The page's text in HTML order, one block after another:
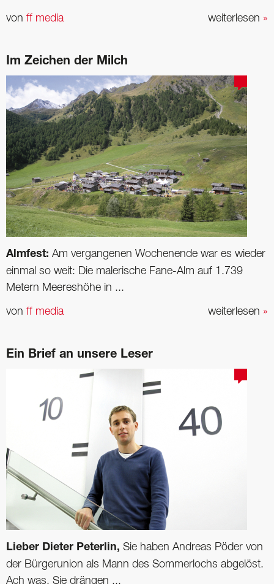
weiterlesen »
von ff media
Im Zeichen der Milch
Almfest: Am vergangenen Wochenende war es wieder
einmal so weit: Die malerische Fane-Alm auf 1.739
Metern Meereshöhe in ...
weiterlesen »
von ff media
Ein Brief an unsere Leser
Lieber Dieter Peterlin, Sie haben Andreas Pöder von
der Bürger­union als Mann des Sommerlochs abgelöst.
Ach was, Sie drängen ...